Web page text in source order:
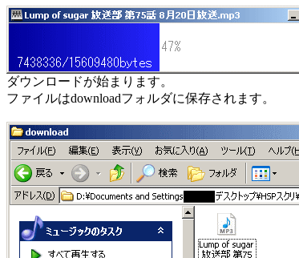
ダウンロードが始まります。
ファイルはdownloadフォルダに保存されます。